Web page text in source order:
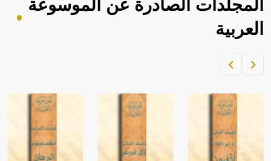
المجلدات الصادرة عن الموسوعة
العربية